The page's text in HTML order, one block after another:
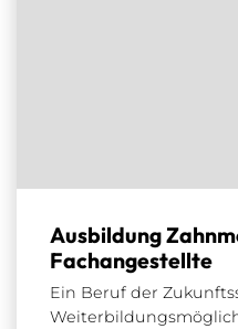
Ausbildung
Fachangestellte
Ein Beruf der